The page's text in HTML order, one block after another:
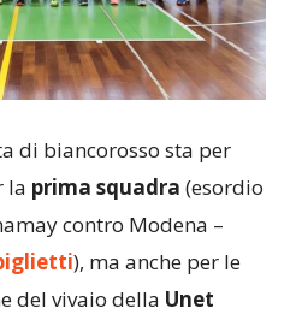
di biancorosso sta per
la prima squadra (esordio
contro Modena –
), ma anche per le
del vivaio della Unet